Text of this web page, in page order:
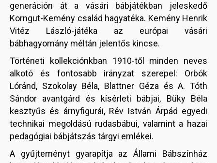
generáción át a vásári bábjátékban jeleskedő
Korngut-Kemény család hagyatéka. Kemény Henrik
Vitéz László-játéka az európai vásári
bábhagyomány méltán jelentős kincse.
Történeti kollekciónkban 1910-től minden neves
alkotó és fontosabb irányzat szerepel: Orbók
Lóránd, Szokolay Béla, Blattner Géza és A. Tóth
Sándor avantgárd és kísérleti bábjai, Büky Béla
kesztyűs és árnyfigurái, Rév István Árpád egyedi
technikai megoldású rudasbábui, valamint a hazai
pedagógiai bábjátszás tárgyi emlékei.
A gyűjteményt gyarapítja az Állami Bábszínház